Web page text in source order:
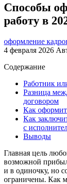
Способы
работу в
оформление
4 февраля 2026
Содержание
Работник
Разница
договором
Как
Как
с
Выводы
Главная цель
возможной
и в одиночку, но
ограничены. Как